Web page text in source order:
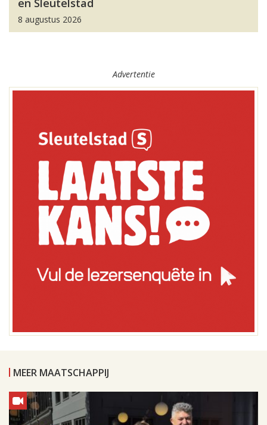
en Sleutelstad
8 augustus 2026
Advertentie
MEER MAATSCHAPPIJ